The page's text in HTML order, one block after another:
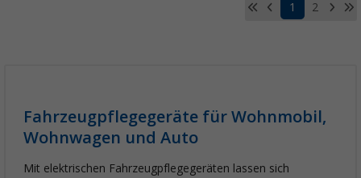
1 2
Fahrzeugpflegegeräte für Wohnmobil,
Wohnwagen und Auto
Mit elektrischen Fahrzeugpflegegeräten lassen sich